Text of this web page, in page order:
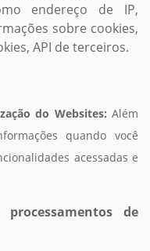
endereço de IP,
sobre cookies,
API de terceiros.
do Websites: Além
quando você
acessadas e
de